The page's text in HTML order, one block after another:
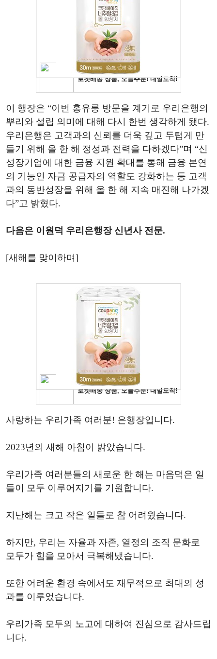
이 행장은 “이번 홍유릉 방문을 계기로 우리은행의
뿌리와 설립 의미에 대해 다시 한번 생각하게 됐다.
우리은행은 고객과의 신뢰를 더욱 깊고 두텁게 만
들기 위해 올 한 해 정성과 전력을 다하겠다”며 “신
성장기업에 대한 금융 지원 확대를 통해 금융 본연
의 기능인 자금 공급자의 역할도 강화하는 등 고객
과의 동반성장을 위해 올 한 해 지속 매진해 나가겠
다”고 밝혔다.
다음은 이원덕 우리은행장 신년사 전문.
[새해를 맞이하며]
사랑하는 우리가족 여러분! 은행장입니다.
2023년의 새해 아침이 밝았습니다.
우리가족 여러분들의 새로운 한 해는 마음먹은 일
들이 모두 이루어지기를 기원합니다.
지난해는 크고 작은 일들로 참 어려웠습니다.
하지만, 우리는 자율과 자존, 열정의 조직 문화로
모두가 힘을 모아서 극복해냈습니다.
또한 어려운 환경 속에서도 재무적으로 최대의 성
과를 이루었습니다.
우리가족 모두의 노고에 대하여 진심으로 감사드립
니다.